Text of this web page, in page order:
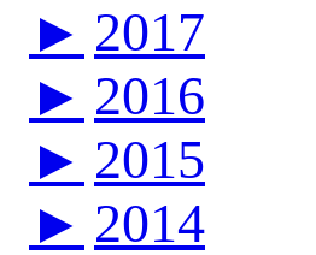
► 2017
► 2016
► 2015
► 2014